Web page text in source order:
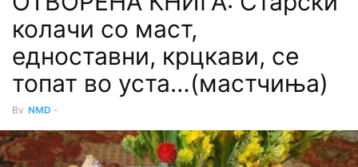
колачи со маст,
едноставни, крцкави, се
топат во уста…(мастчиња)
By NMD -